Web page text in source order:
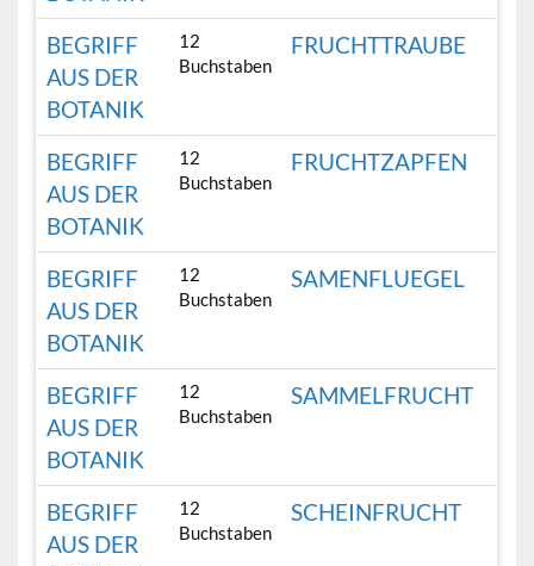
BEGRIFF
AUS DER
BOTANIK
12
Buchstaben
FRUCHTTRAUBE
BEGRIFF
AUS DER
BOTANIK
12
Buchstaben
FRUCHTZAPFEN
BEGRIFF
AUS DER
BOTANIK
12
Buchstaben
SAMENFLUEGEL
BEGRIFF
AUS DER
BOTANIK
12
Buchstaben
SAMMELFRUCHT
BEGRIFF
AUS DER
12
Buchstaben
SCHEINFRUCHT